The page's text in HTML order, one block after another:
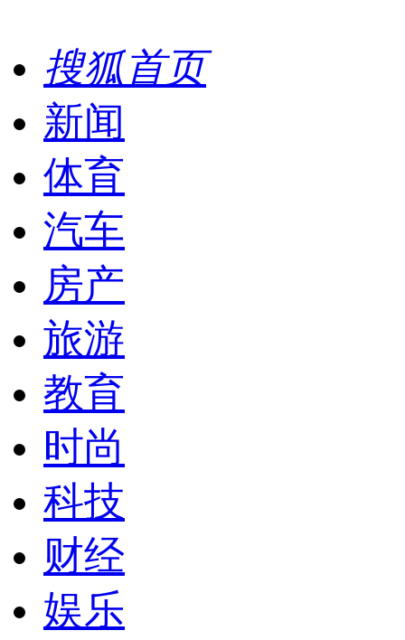
搜狐首页
新闻
体育
汽车
房产
旅游
教育
时尚
科技
财经
娱乐